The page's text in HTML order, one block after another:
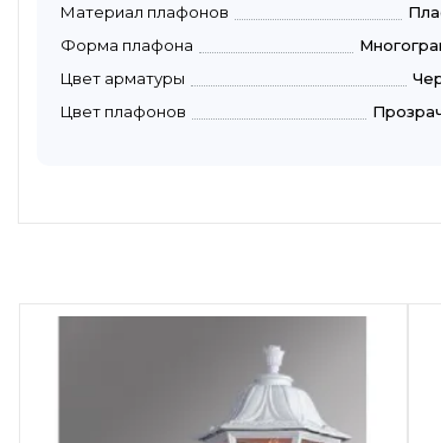
Материал плафонов
Форма плафона
Цвет арматуры
Цвет плафонов